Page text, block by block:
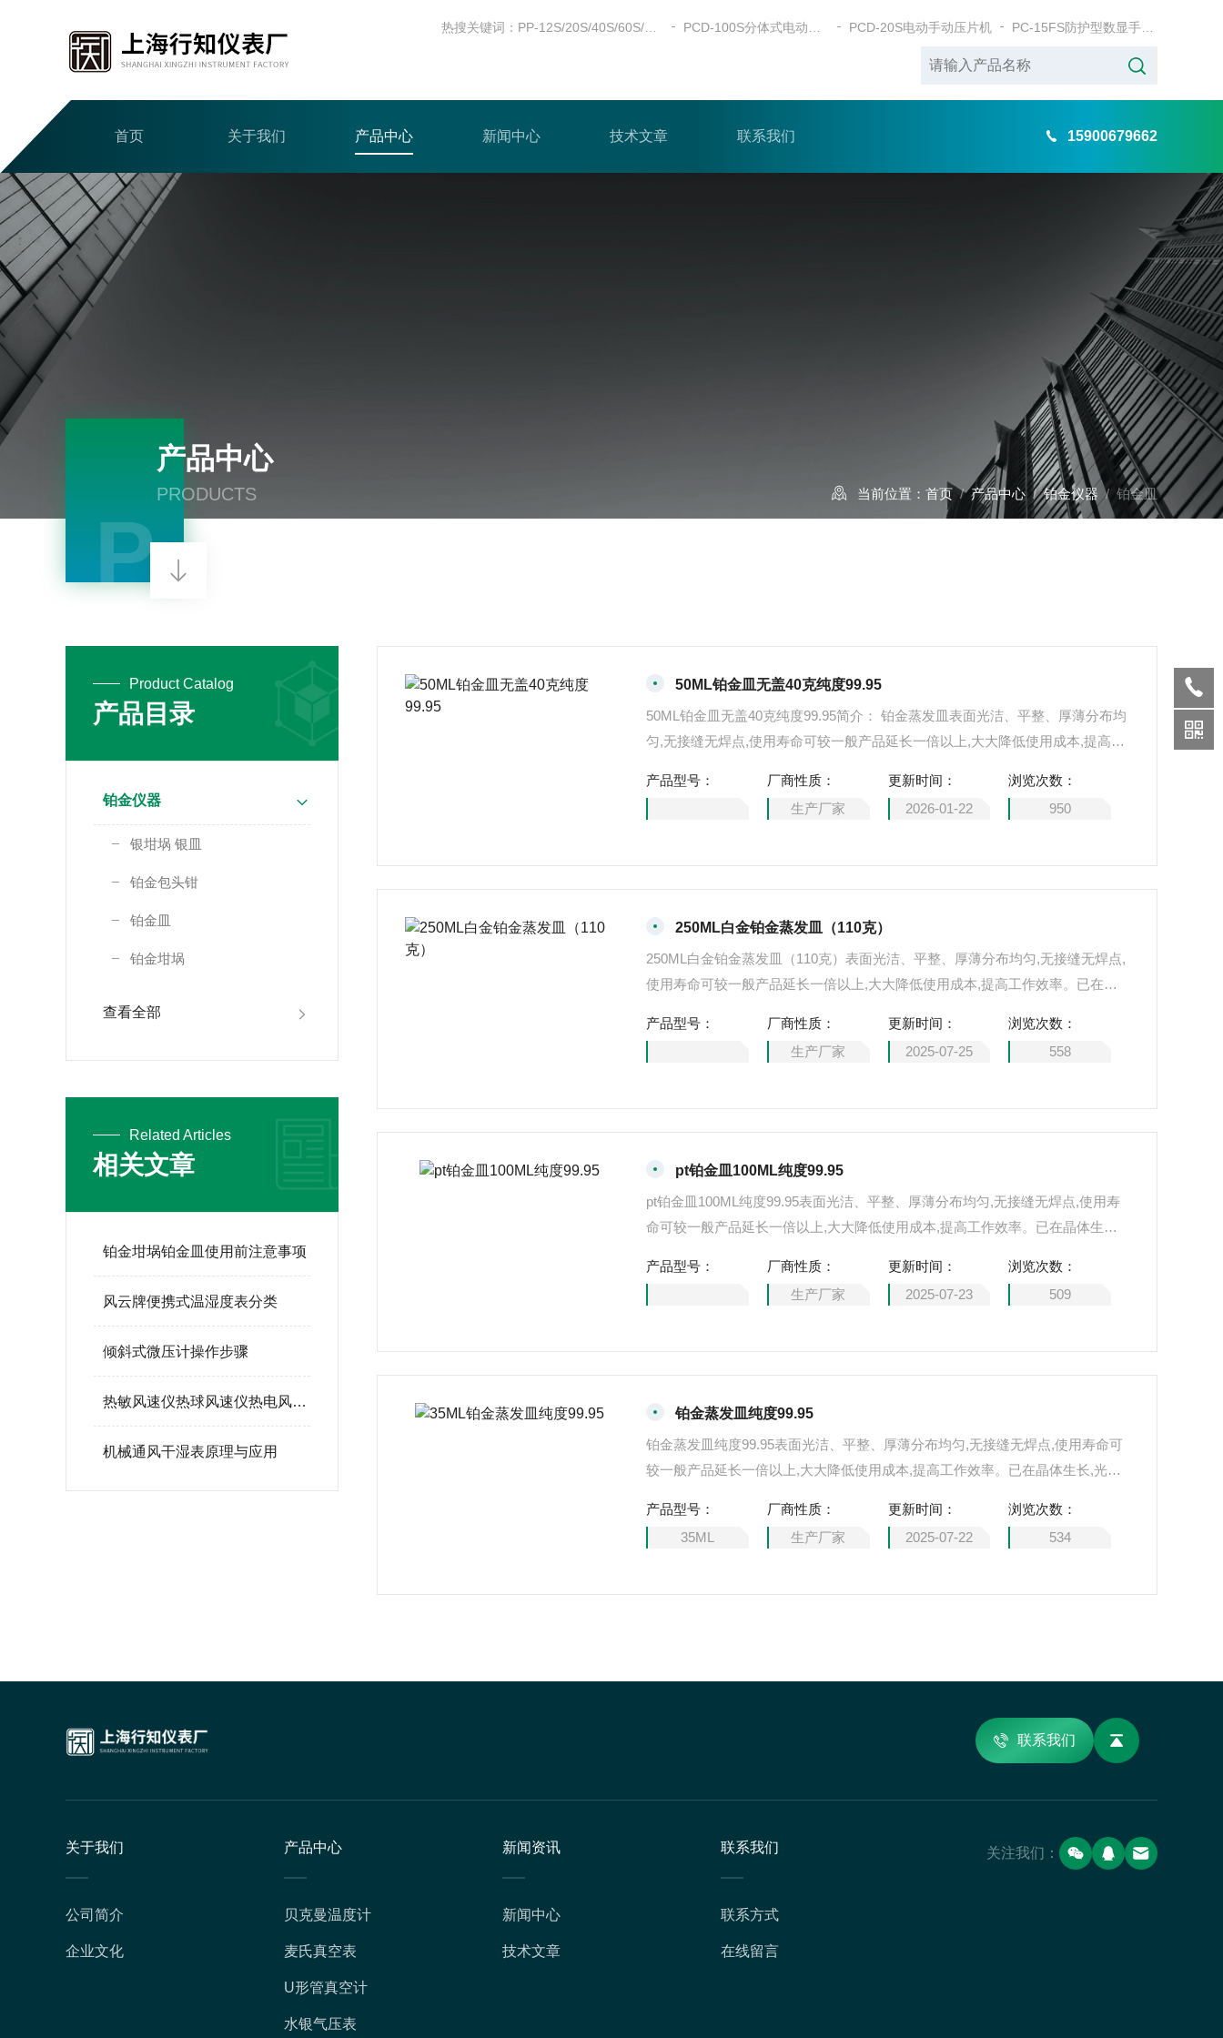
热搜关键词： PCD-20S电动手动压片机
首页 关于我们 产品中心 新闻中心 技术文章 联系我们 15900679662
产品中心
PRODUCTS
P
当前位置： 首页 /产品中心 /铂金仪器 / 铂金皿
Product Catalog
产品目录
铂金仪器
银坩埚 银皿
铂金包头钳
铂金皿
铂金坩埚
查看全部
Related Articles
相关文章
铂金坩埚铂金皿使用前注意事项
风云牌便携式温湿度表分类
倾斜式微压计操作步骤
热敏风速仪热球风速仪热电风速仪是一个产品
机械通风干湿表原理与应用
50ML铂金皿无盖40克纯度99.95
50ML铂金皿无盖40克纯度99.95简介： 铂金蒸发皿表面光洁、平整、厚薄分布均
匀,无接缝无焊点,使用寿命可较一般产品延长一倍以上,大大降低使用成本,提高工
金、光导纤维、高等院校和科研院所等相关领域得到广泛的应用。
产品型号：
厂商性质：
生产厂家
更新时间：
2026-01-22
浏览次数：
950
250ML白金铂金蒸发皿（110克）
250ML白金铂金蒸发皿（110克）表面光洁、平整、厚薄分布均匀,无接缝无焊点,
使用寿命可较一般产品延长一倍以上,大大降低使用成本,提高工作效率。已在晶
等院校和科研院所等相关领域得到广泛的应用。
产品型号：
厂商性质：
生产厂家
更新时间：
2025-07-25
浏览次数：
558
pt铂金皿100ML纯度99.95
pt铂金皿100ML纯度99.95表面光洁、平整、厚薄分布均匀,无接缝无焊点,使用寿
命可较一般产品延长一倍以上,大大降低使用成本,提高工作效率。已在晶体生长,
和科研院所等相关领域得到广泛的应用。上海隆拓供应铂金坩埚、铂金蒸发皿、
铂金包头钳、铂金丝、银坩埚，包头钳，质量保证欢迎选购
产品型号：
厂商性质：
生产厂家
更新时间：
2025-07-23
浏览次数：
509
铂金蒸发皿纯度99.95
铂金蒸发皿纯度99.95表面光洁、平整、厚薄分布均匀,无接缝无焊点,使用寿命可
较一般产品延长一倍以上,大大降低使用成本,提高工作效率。已在晶体生长,光学
研院所等相关领域得到广泛的应用。上海隆拓供应铂金坩埚、铂金蒸发皿、铂金
包头钳、铂金丝、银坩埚，包头钳，质量保证欢迎选购
产品型号：
35ML
厂商性质：
生产厂家
更新时间：
2025-07-22
浏览次数：
534
联系我们
关于我们
公司简介
企业文化
产品中心
贝克曼温度计
麦氏真空表
U形管真空计
水银气压表
新闻资讯
新闻中心
技术文章
联系我们
联系方式
在线留言
关注我们：